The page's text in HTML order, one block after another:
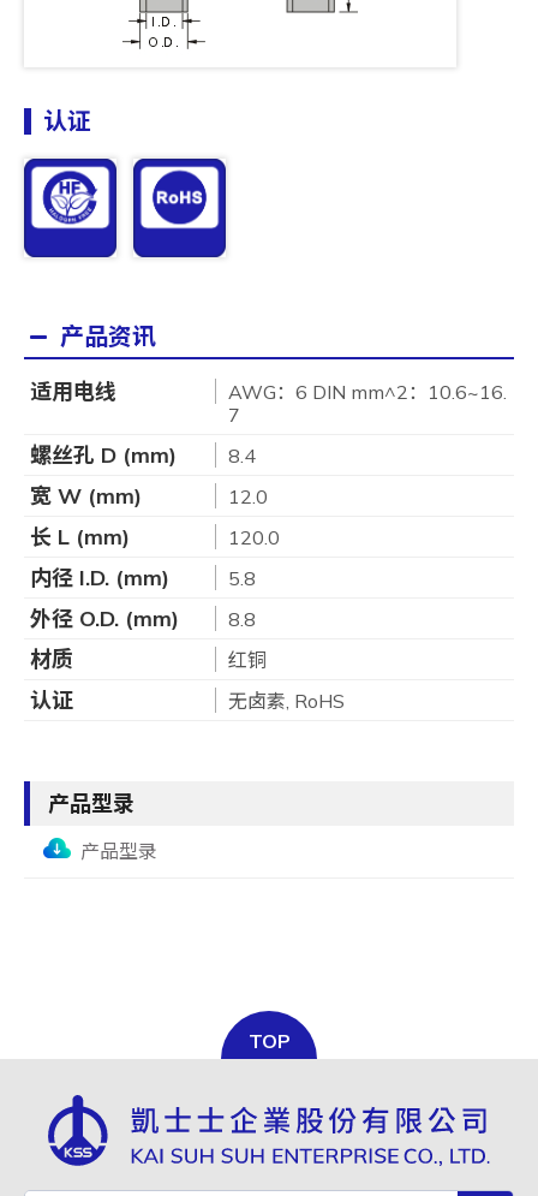
认证
产品资讯
适用电线
AWG：6 DIN mm^2：10.6~16.
7
螺丝孔 D (mm) 8.4
宽 W (mm) 12.0
长 L (mm) 120.0
内径 I.D. (mm) 5.8
外径 O.D. (mm) 8.8
材质 红铜
认证 无卤素, RoHS
产品型录
产品型录
TOP